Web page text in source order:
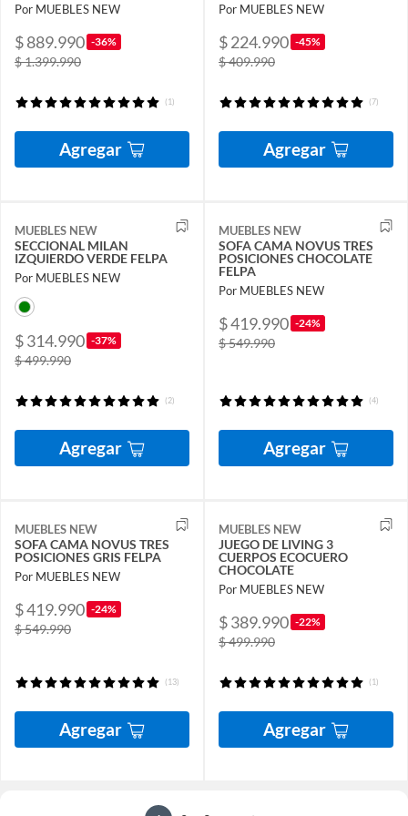
Por MUEBLES NEW
$ 889.990 -36%
$ 1.399.990
(1)
Agregar
Por MUEBLES NEW
$ 224.990 -45%
$ 409.990
(7)
Agregar
MUEBLES NEW
SECCIONAL MILAN
IZQUIERDO VERDE FELPA
Por MUEBLES NEW
$ 314.990 -37%
$ 499.990
(2)
Agregar
MUEBLES NEW
SOFA CAMA NOVUS TRES
POSICIONES CHOCOLATE
FELPA
Por MUEBLES NEW
$ 419.990 -24%
$ 549.990
(4)
Agregar
MUEBLES NEW
SOFA CAMA NOVUS TRES
POSICIONES GRIS FELPA
Por MUEBLES NEW
$ 419.990 -24%
$ 549.990
(13)
Agregar
MUEBLES NEW
JUEGO DE LIVING 3
CUERPOS ECOCUERO
CHOCOLATE
Por MUEBLES NEW
$ 389.990 -22%
$ 499.990
(1)
Agregar